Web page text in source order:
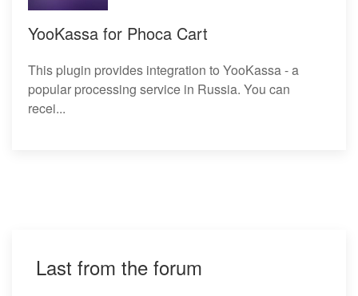
YooKassa for Phoca Cart
This plugin provides integration to YooKassa - a
popular processing service in Russia. You can
recei...
Last from the forum